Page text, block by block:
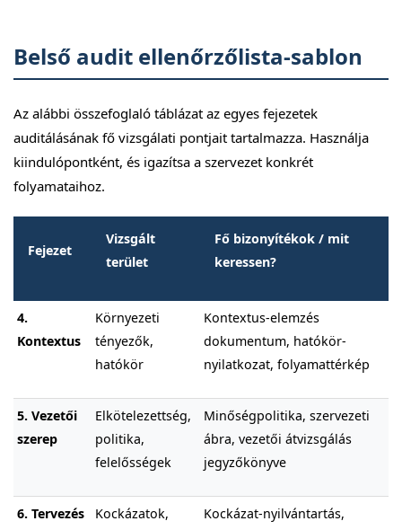
Belső audit ellenőrzőlista-sablon
Az alábbi összefoglaló táblázat az egyes fejezetek
auditálásának fő vizsgálati pontjait tartalmazza. Használja
kiindulópontként, és igazítsa a szervezet konkrét
folyamataihoz.
Fejezet
Vizsgált
terület
Fő bizonyítékok / mit
keressen?
4.
Kontextus
Környezeti
tényezők,
hatókör
Kontextus-elemzés
dokumentum, hatókör-
nyilatkozat, folyamattérkép
5. Vezetői
szerep
Elkötelezettség,
politika,
felelősségek
Minőségpolitika, szervezeti
ábra, vezetői átvizsgálás
jegyzőkönyve
6. Tervezés
Kockázatok,
Kockázat-nyilvántartás,